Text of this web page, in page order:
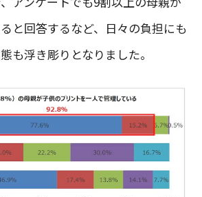
と回答するなど、日々の負担にも
も浮き彫りとなりました。